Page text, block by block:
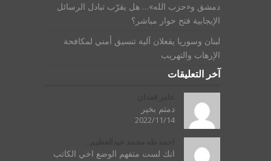
دمشق و«حزب الله»… هل يقرّب تبادل الرسائل
الإيجابية فتح حوار مباشر؟
لبنان وسوريا يفعلان آلية تنسيق أمني لمكافحة
الإرهاب والتهريب
آخر التعليقات
دمتم بخير
2022/11/14
انك لست متفهم الوضع اخي الكاتب